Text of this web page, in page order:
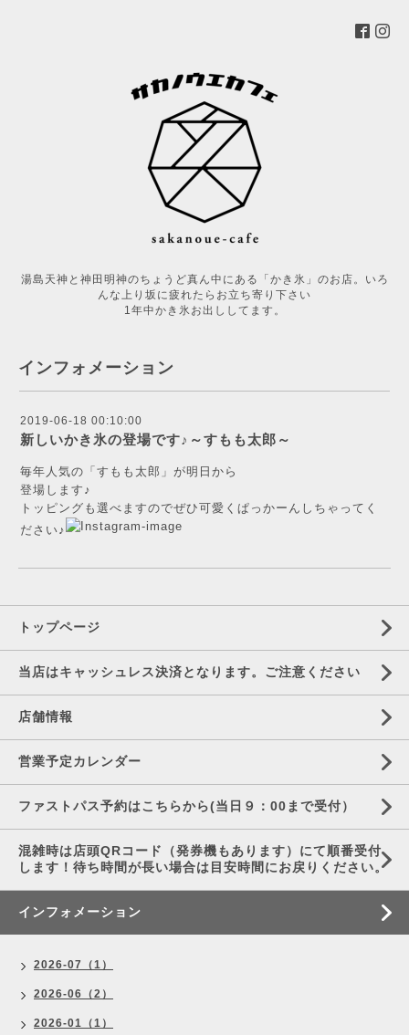
湯島天神と神田明神のちょうど真ん中にある「かき氷」のお店。いろ
んな上り坂に疲れたらお立ち寄り下さい
1年中かき氷お出ししてます。
インフォメーション
2019-06-18 00:10:00
新しいかき氷の登場です♪～すもも太郎～
毎年人気の「すもも太郎」が明日から
登場します♪
トッピングも選べますのでぜひ可愛くぱっかーんしちゃってく
ださい♪
トップページ
当店はキャッシュレス決済となります。ご注意ください
店舗情報
営業予定カレンダー
ファストパス予約はこちらから(当日９：00まで受付）
混雑時は店頭QRコード（発券機もあります）にて順番受付
します！待ち時間が長い場合は目安時間にお戻りください。
インフォメーション
2026-07（1）
2026-06（2）
2026-01（1）